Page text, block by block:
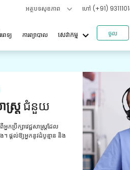
អត្ថបទសុខភាព ហៅ (+91)
ពេទ្យ ការព្យាបាល សេវាកម្ម keyboard_arrow_down ចូល
ស្ត្រជំនួយ
នកប្រឹក្សាវេជ្ជសាស្ត្រដែល
ផ្តល់ឱ្យអ្នកនូវដំបូន្មាន និង